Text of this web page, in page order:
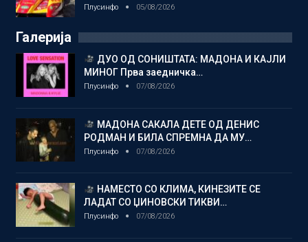
Плусинфо 05/08/2026
Галерија
ДУО ОД СОНИШТАТА: МАДОНА И КАЈЛИ
МИНОГ Прва заедничка…
Плусинфо 07/08/2026
МАДОНА САКАЛА ДЕТЕ ОД ДЕНИС
РОДМАН И БИЛА СПРЕМНА ДА МУ…
Плусинфо 07/08/2026
НАМЕСТО СО КЛИМА, КИНЕЗИТЕ СЕ
ЛАДАТ СО ЏИНОВСКИ ТИКВИ…
Плусинфо 07/08/2026